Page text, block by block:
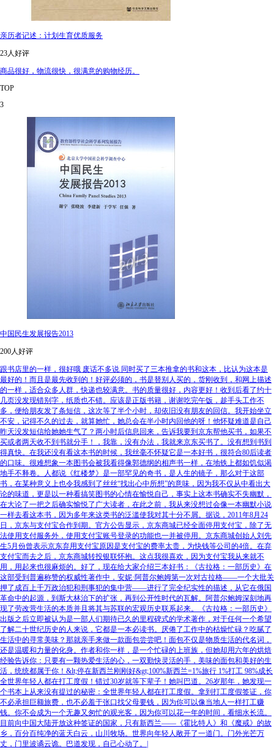
亲历者记述：计划生育优质服务
23人好评
商品很好，物流很快，很满意的购物经历。
TOP
3
中国民生发展报告2013
200人好评
跟书店里的一样，很好哦 废话不多说 同时买了三本推拿的书和这本，比认为这本是
最好的！而且是最先收到的！好评必须的，书是替别人买的，货刚收到，和网上描述
的一样，适合众多人群，快递也较满意。书的质量很好，内容更好！收到后看了约十
几页没发现错别字，纸质也不错。应该是正版书籍，谢谢吃完午饭，趁手头工作不
多，便给朋友发了条短信，这次等了半个小时，却依旧没有朋友的回信。我开始坐立
不安，记得不久的过去，就算她忙，她总会在半小时内回他的呀！他怀疑难道是自己
昨天没发短信给她她生气了？两小时后信息回来，告诉我要到京东帮他买书，如果不
买或者两天收不到书就分手！，我靠，没有办法，我就来京东买书了。没有想到书到
得真快。在我还没有看这本书的时候，我丝毫不怀疑它是一本好书，很符合80后读者
的口味。很难想象一本图书会被我看得像郭德纲的相声书一样，在地铁上都如饥似渴
地手不释卷。人都说《红楼梦》是一部罕见的奇书，是人生的镜子，那么对于这部
书，在某种意义上也令我感到了丝丝“找出心中所想”的意味，因为我不仅从中看出大
论的味道，更是以一种看搞笑图书的心情在愉悦自己，事实上这本书确实不失幽默，
在大论了一把之后确实愉悦了广大读者，在此之前，我从来没想过会像一本幽默小说
一样去看这本书，因为多年来这类书的泛滥使我对其十分不屑。据说，2011年8月24
日，京东与支付宝合作到期。官方公告显示，京东商城已经全面停用支付宝，除了无
法使用支付服务外，使用支付宝账号登录的功能也一并被停用。京东商城创始人刘先
生5月份曾表示京东弃用支付宝原因是支付宝的费率太贵，为快钱等公司的4倍。在弃
支付宝而去之后，京东商城转投银联怀抱。这点我很喜欢，因为支付宝我从来就不
用，用起来也很麻烦的。好了，现在给大家介绍三本好书：《古拉格：一部历史》在
这部受到普遍称赞的权威性著作中，安妮·阿普尔鲍姆第一次对古拉格——一个大批关
押了成百上千万政治犯和刑事犯的集中营——进行了完全纪实性的描述，从它在俄国
革命中的起源，到斯大林治下的扩张，再到公开性时代的瓦解。阿普尔鲍姆深刻地再
现了劳改营生活的本质并且将其与苏联的宏观历史联系起来。《古拉格：一部历史》
出版之后立即被认为是一部人们期待已久的里程碑式的学术著作，对于任何一个希望
了解二十世纪历史的人来说，它都是一本必读书。厌倦了工作中的枯燥忙碌？吃腻了
生活中的寻常美味？那就亲手来做一款面包尝尝吧！面包不仅是物质生活的代名词，
还是温暖和力量的化身。作者和你一样，是一个忙碌的上班族，但她却用六年的烘焙
经验告诉你：只要有一颗热爱生活的心，一双勤快灵活的手，美味的面包和美好的生
活，统统都属于你！&lt;停在新西兰刚刚好&gt;100%新西兰=1%旅行 1%打工 98%成长
全世界年轻人都在打工度假！错过30岁就等下辈子！她叫巴道。26岁那年，她发现一
个书本上从来没有提过的秘密：全世界年轻人都在打工度假。拿到打工度假签证，你
不必承担巨额旅费，也不必羞于张口找父母要钱，因为你可以像当地人一样打工赚
钱。你不会成为一个无趣又匆忙的观光客，因为你可以花一年的时间，看细水长流。
目前向中国大陆开放这种签证的国家，只有新西兰——《霍比特人》和《魔戒》的故
乡，百分百纯净的蓝天白云，山川牧场。世界向年轻人敞开了一道门。门外光芒万
丈，门里波谲云诡。巴道发现，自己心动了。|